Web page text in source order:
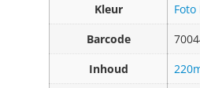
Kleur
Barcode
Inhoud